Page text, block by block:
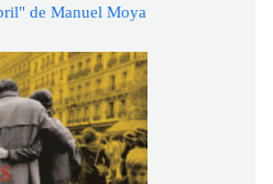
de Manuel Moya